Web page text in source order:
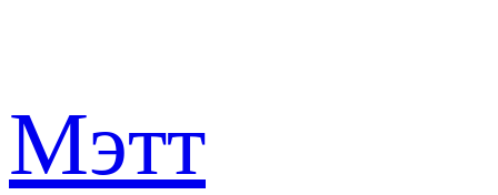
Мэтт